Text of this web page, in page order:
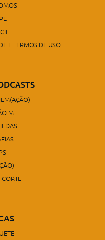
E TERMOS DE USO
M